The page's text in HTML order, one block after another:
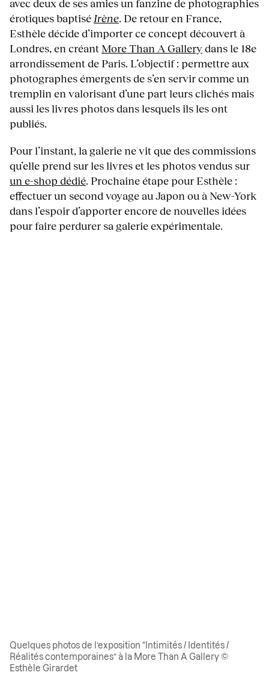
avec deux de ses amies un fanzine de photographies
érotiques baptisé Irène. De retour en France,
Esthèle décide d’importer ce concept découvert à
Londres, en créant More Than A Gallerydans le 18e
arrondissement de Paris. L’objectif : permettre aux
photographes émergents de s’en servir comme un
tremplin en valorisant d’une part leurs clichés mais
aussi les livres photos dans lesquels ils les ont
publiés.
Pour l’instant, la galerie ne vit que des commissions
qu’elle prend sur les livres et les photos vendus sur
un e-shop dédié. Prochaine étape pour Esthèle :
effectuer un second voyage au Japon ou à New-York
dans l’espoir d’apporter encore de nouvelles idées
pour faire perdurer sa galerie expérimentale.
Quelques photos de l’exposition “Intimités / Identités /
Réalités contemporaines” à la More Than A Gallery ©
Esthèle Girardet